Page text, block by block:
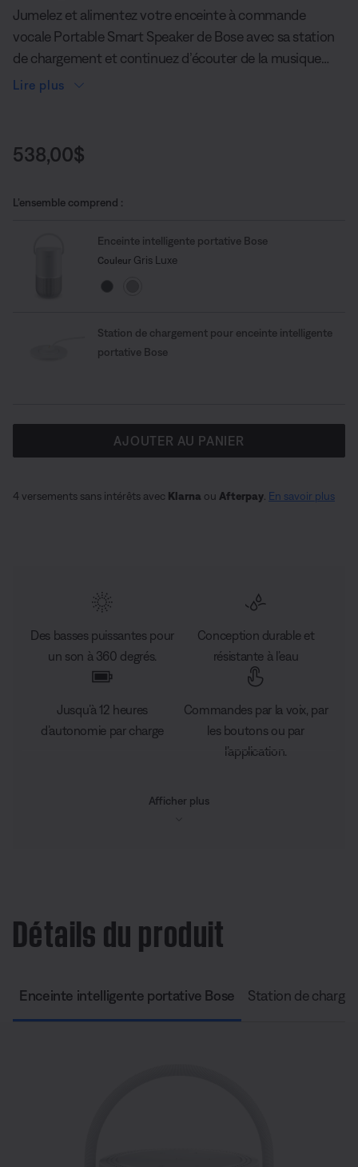
Jumelez et alimentez votre enceinte à commande
vocale Portable Smart Speaker de Bose avec sa station
de chargement et continuez d’écouter de la musique
pendant que la batterie recharge. C’est la maison de
Lire plus
Prix :
538,00$
L’ensemble comprend :
Enceinte intelligente portative Bose
Choisissez la couleur
Sélectionné
Couleur Gris Luxe
Station de chargement pour enceinte intelligente
portative Bose
AJOUTER AU PANIER
4 versements sans intérêts avec Klarna ou Afterpay En savoir plus
Des basses puissantes pour
un son à 360 degrés.
Conception durable et
résistante à l’eau
Jusqu’à 12 heures
d’autonomie par charge
Commandes par la voix, par
les boutons ou par
l’application.
Afficher plus
Détails du produit
Enceinte intelligente portative Bose Station de